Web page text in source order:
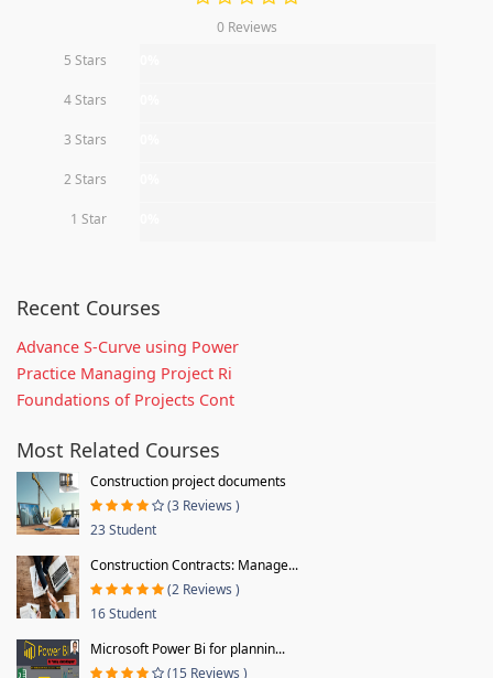
0 Reviews
5 Stars
4 Stars
3 Stars
2 Stars
1 Star
Recent Courses
Advance S-Curve using Power
Practice Managing Project Ri
Foundations of Projects Cont
Most Related Courses
Construction project documents
(3 Reviews )
23 Student
Construction Contracts: Manage...
(2 Reviews )
16 Student
Microsoft Power Bi for plannin...
(15 Reviews )